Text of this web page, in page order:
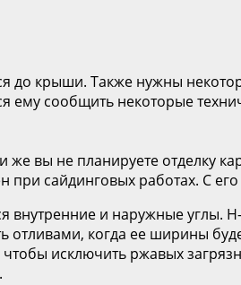
до крыши. Также нужны
сообщить некоторые
вы не планируете отделку
при сайдинговых работах. С
и наружные углы.
отливами, когда ее ширины
исключить ржавых